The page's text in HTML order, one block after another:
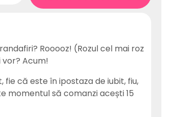
Rooooz! (Rozul cel mai roz
Acum!
că este în ipostaza de iubit, fiu,
momentul să comanzi acești 15